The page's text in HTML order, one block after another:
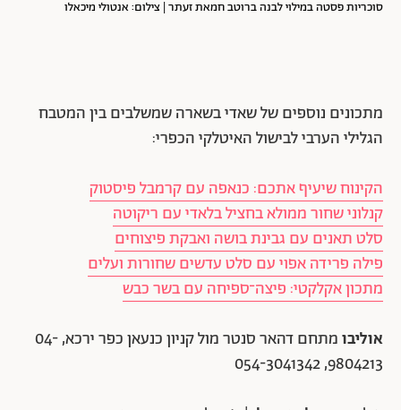
סוכריות פסטה במילוי לבנה ברוטב חמאת זעתר | צילום: אנטולי מיכאלו
מתכונים נוספים של שאדי בשארה שמשלבים בין המטבח
הגלילי הערבי לבישול האיטלקי הכפרי:
הקינוח שיעיף אתכם: כנאפה עם קרמבל פיסטוק
קנלוני שחור ממולא בחציל בלאדי עם ריקוטה
סלט תאנים עם גבינת בושה ואבקת פיצוחים
פילה פרידה אפוי עם סלט עדשים שחורות ועלים
מתכון אקלקטי: פיצה־ספיחה עם בשר כבש
אוליבו
מתחם דהאר סנטר מול קניון כנעאן כפר ירכא, 04-
9804213, 054-3041342